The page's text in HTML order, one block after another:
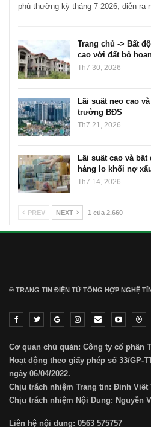
phủ thường kỳ tháng 7-2026, diễn ra
Trang chủ -> Bất
cao với đất bỏ
Th7 30, 2026
Lãi suất neo cao
trường BĐS
Th7 21, 2026
Lãi suất cao và
hàng lo khối nợ
Th7 14, 2026
PREV NEXT 1 của 2.660
® TRANG TIN ĐIỆN TỬ ТỔNG HỢP NGHỆ
Cơ quan chủ quản: Công ty cổ phần
Hoạt động theo giấy phép số 33/GP-
ngày 06/04/2022.
Chịu trách nhiệm Trang tin: Đinh Viết
Chịu trách nhiệm Nội Dung: Nguyễn
Liên hệ nội dung: 0563 575757